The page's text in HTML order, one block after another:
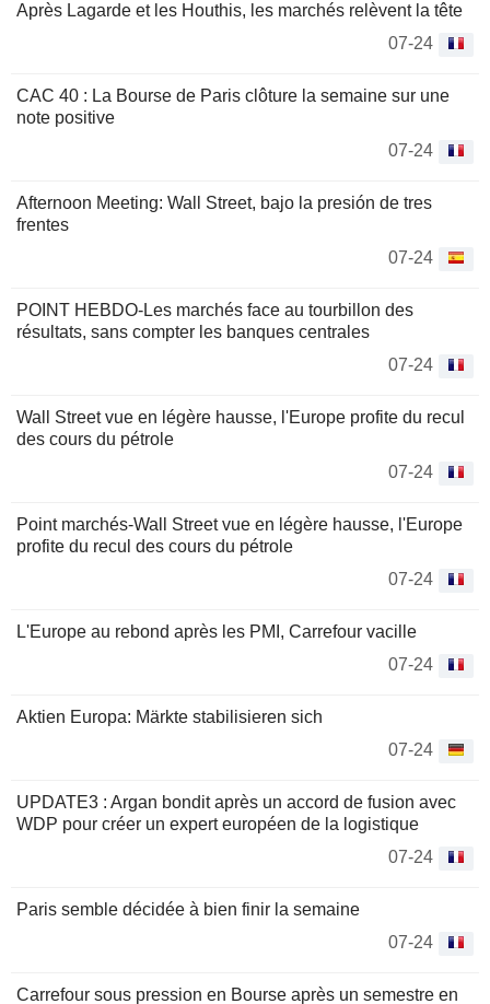
Après Lagarde et les Houthis, les marchés relèvent la tête
07-24
CAC 40 : La Bourse de Paris clôture la semaine sur une
note positive
07-24
Afternoon Meeting: Wall Street, bajo la presión de tres
frentes
07-24
POINT HEBDO-Les marchés face au tourbillon des
résultats, sans compter les banques centrales
07-24
Wall Street vue en légère hausse, l'Europe profite du recul
des cours du pétrole
07-24
Point marchés-Wall Street vue en légère hausse, l'Europe
profite du recul des cours du pétrole
07-24
L'Europe au rebond après les PMI, Carrefour vacille
07-24
Aktien Europa: Märkte stabilisieren sich
07-24
UPDATE3 : Argan bondit après un accord de fusion avec
WDP pour créer un expert européen de la logistique
07-24
Paris semble décidée à bien finir la semaine
07-24
Carrefour sous pression en Bourse après un semestre en